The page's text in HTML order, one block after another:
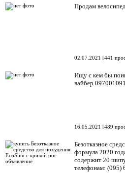
Продам
02.07.2021 [441
Ищу с кем бы
вайбер
16.05.2021 [489
Безотказное
формула 2020
содержит 20
телефонам: (095)